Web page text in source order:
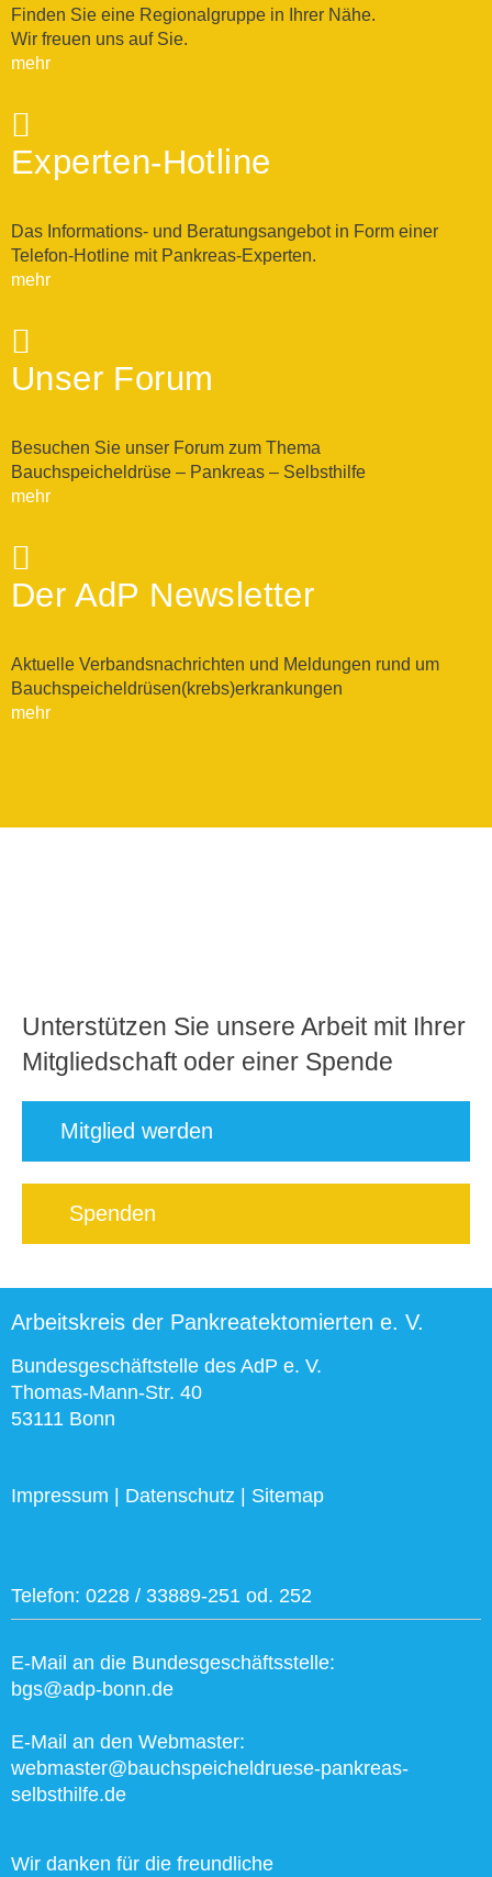
Finden Sie eine Regionalgruppe in Ihrer Nähe.
Wir freuen uns auf Sie.
mehr
Experten-Hotline
Das Informations- und Beratungsangebot in Form einer
Telefon-Hotline mit Pankreas-Experten.
mehr
Unser Forum
Besuchen Sie unser Forum zum Thema
Bauchspeicheldrüse – Pankreas – Selbsthilfe
mehr
Der AdP Newsletter
Aktuelle Verbandsnachrichten und Meldungen rund um
Bauchspeicheldrüsen(krebs)erkrankungen
mehr
Unterstützen Sie unsere Arbeit mit Ihrer
Mitgliedschaft oder einer Spende
Mitglied werden
Spenden
Arbeitskreis der Pankreatektomierten e. V.
Bundesgeschäftstelle des AdP e. V.
Thomas-Mann-Str. 40
53111 Bonn
Impressum Datenschutz Sitemap
Telefon: 0228 / 33889-251 od. 252
E-Mail an die Bundesgeschäftsstelle:
bgs@adp-bonn.de
E-Mail an den Webmaster:
webmaster@bauchspeicheldruese-pankreas-
selbsthilfe.de
Wir danken für die freundliche